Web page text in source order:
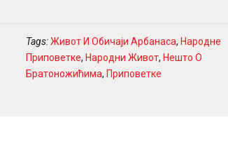
Tags:Живот И Обичаји Арбанаса, Народне
Приповетке, Народни Живот, Нешто О
Братоножићима, Приповетке